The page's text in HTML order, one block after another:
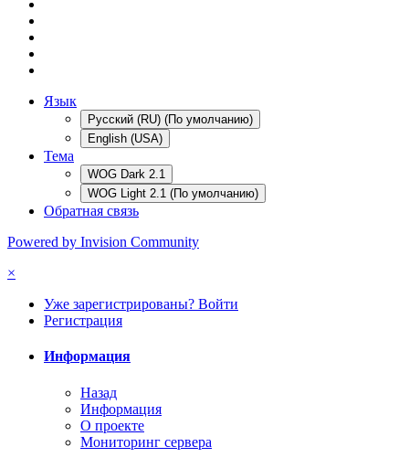
Язык
Русский (RU) (По умолчанию)
English (USA)
Тема
WOG Dark 2.1
WOG Light 2.1 (По умолчанию)
Обратная связь
Powered by Invision Community
×
Уже зарегистрированы? Войти
Регистрация
Информация
Назад
Информация
О проекте
Мониторинг сервера